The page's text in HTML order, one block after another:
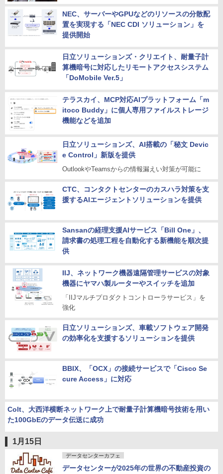
NEC、サーバーやGPUなどのリソースの分散配
置を実現する「NEC CDI ソリューション」を
提供開始
日立ソリューションズ・クリエイト、耐量子計
算機暗号に対応したリモートアクセスシステム
「DoMobile Ver.5」
テラスカイ、MCP対応AIプラットフォーム「m
itoco Buddy」に個人専用ファイルストレージ
機能などを追加
日立ソリューションズ、AI搭載の「秘文 Devic
e Control」新版を提供
OutlookやTeamsからの情報漏えい対策が可能に
CTC、コンタクトセンターのカスハラ対策を支
援するAIエージェントソリューションを提供
Sansanの経理支援AIサービス「Bill One」、
請求書の処理工程を自動化する新機能を順次提
供
IIJ、ネットワーク機器遠隔管理サービスの対象
機器にヤマハ製ルーターやスイッチを追加
「IIJマルチプロダクトコントローラサービス」を
強化
日立ソリューションズ、車載ソフトウェア開発
の効率化を支援するソリューションを提供
BBIX、「OCX」の接続サービスで「Cisco Se
cure Access」に対応
Colt、大西洋横断ネットワーク上で耐量子計算機暗号技術を用い
た100GbEのデータ伝送に成功
1月15日
データセンターカフェ
データセンターが2025年の世界の不動産投資の